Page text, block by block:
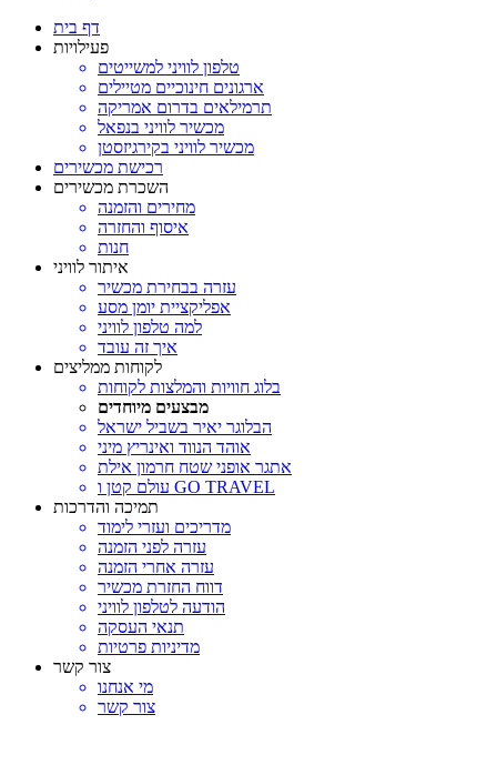
דף בית
פעילויות
טלפון לוויני למשייטים
ארגונים חינוכיים מטיילים
תרמילאים בדרום אמריקה
מכשיר לוויני בנפאל
מכשיר לוויני בקירגיזסטן
רכישת מכשירים
השכרת מכשירים
מחירים והזמנה
איסוף והחזרה
חנות
איתור לוויני
עזרה בבחירת מכשיר
אפליקציית יומן מסע
למה טלפון לוויני
איך זה עובד
לקוחות ממליצים
בלוג חוויות והמלצות לקוחות
מבצעים מיוחדים
הבלוגר יאיר בשביל ישראל
אוהד הנווד ואינריץ מיני
אתגר אופני שטח חרמון אילת
עולם קטן ו GO TRAVEL
תמיכה והדרכות
מדריכים ועזרי לימוד
עזרה לפני הזמנה
עזרה אחרי הזמנה
דווח החזרת מכשיר
הודעה לטלפון לוויני
תנאי העסקה
מדיניות פרטיות
צור קשר
מי אנחנו
צור קשר